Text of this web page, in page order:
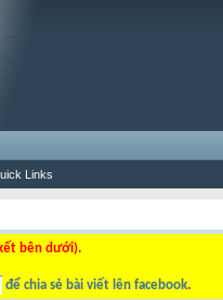
Links
bên dưới).
để chia sẻ bài viết lên facebook.